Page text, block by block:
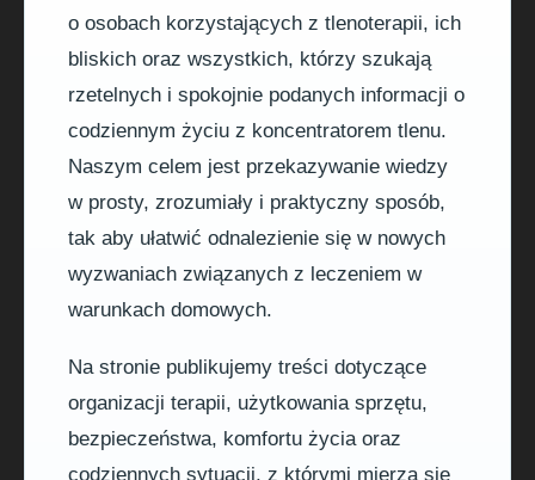
o osobach korzystających z tlenoterapii, ich
bliskich oraz wszystkich, którzy szukają
rzetelnych i spokojnie podanych informacji o
codziennym życiu z koncentratorem tlenu.
Naszym celem jest przekazywanie wiedzy
w prosty, zrozumiały i praktyczny sposób,
tak aby ułatwić odnalezienie się w nowych
wyzwaniach związanych z leczeniem w
warunkach domowych.
Na stronie publikujemy treści dotyczące
organizacji terapii, użytkowania sprzętu,
bezpieczeństwa, komfortu życia oraz
codziennych sytuacji, z którymi mierzą się